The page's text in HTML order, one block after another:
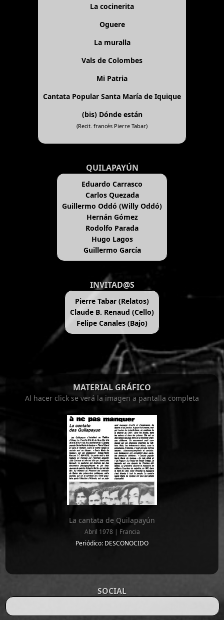
La cocinerita
Oguere
La muralla
Vals de Colombes
Mi Patria
Cantata Popular Santa María de Iquique
(bis) Dónde están
(Recit. francés Pierre Tabar)
QUILAPAYÚN
Eduardo Carrasco
Carlos Quezada
Guillermo Oddó (Willy Oddó)
Hernán Gómez
Rodolfo Parada
Hugo Lagos
Guillermo García
INVITAD@S
Pierre Tabar (Relatos)
Claude B. Renaud (Cello)
Felipe Canales (Bajo)
MATERIAL GRÁFICO
Al hacer click se verá la imagen a pantalla completa
La cantata de Quilapayún
Abril 1978 | Francia
Periódico: DESCONOCIDO
SOCIAL